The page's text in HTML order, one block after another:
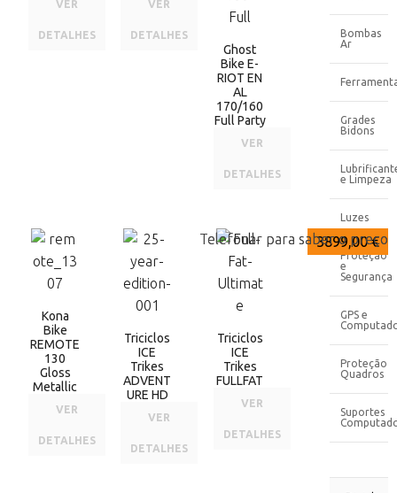
VER
DETALHES
VER
DETALHES
Ghost
Bike E-
RIOT EN
AL
170/160
Full Party
VER
DETALHES
3899,00 €
Kona
Bike
REMOTE
130
Gloss
Metallic
VER
DETALHES
Telefonar para saber o preço
Triciclos
ICE
Trikes
ADVENT
URE HD
VER
DETALHES
Telefonar para saber o preço
Triciclos
ICE
Trikes
FULLFAT
VER
DETALHES
Bombas
Ar
Grades
Bidons
e Limpeza
Luzes
Proteção
e
Segurança
GPS e
Proteção
Quadros
Suportes